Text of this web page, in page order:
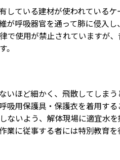
している建材が使われているケ
が呼吸器官を通って肺に侵入
で使用が禁止されていますが
いほど細かく、飛散してしま
吸用保護具・保護衣を着用する
ないよう、解体現場に適宜水
業に従事する者には特別教育を